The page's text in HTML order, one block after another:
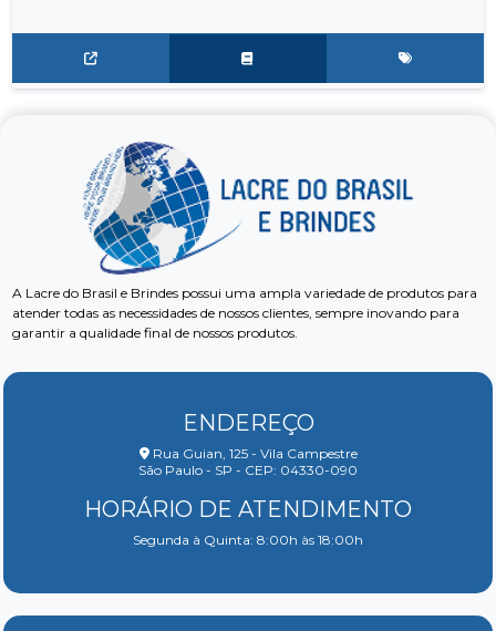
A Lacre do Brasil e Brindes possui uma ampla variedade de produtos para
atender todas as necessidades de nossos clientes, sempre inovando para
garantir a qualidade final de nossos produtos.
ENDEREÇO
Rua Guian, 125 - Vila Campestre
São Paulo - SP - CEP: 04330-090
HORÁRIO DE ATENDIMENTO
Segunda à Quinta: 8:00h às 18:00h